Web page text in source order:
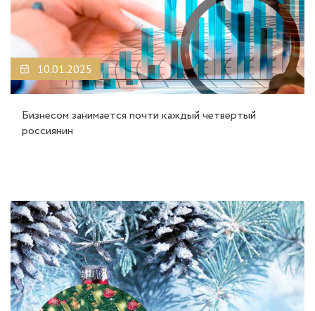
10.01.2025
Бизнесом занимается почти каждый четвертый
россиянин